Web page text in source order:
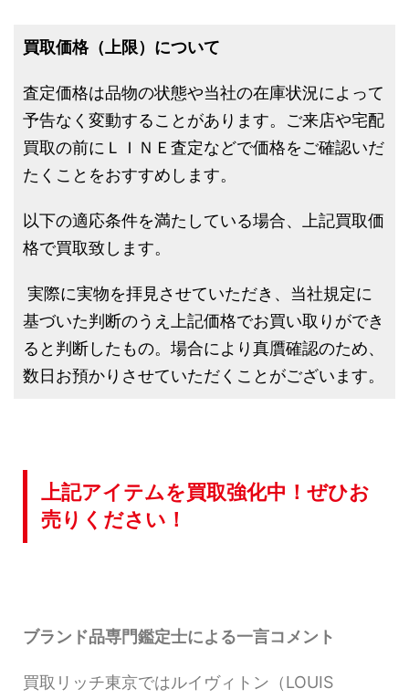
買取価格（上限）について
査定価格は品物の状態や当社の在庫状況によって
予告なく変動することがあります。ご来店や宅配
買取の前にＬＩＮＥ査定などで価格をご確認いだ
たくことをおすすめします。
以下の適応条件を満たしている場合、上記買取価
格で買取致します。
実際に実物を拝見させていただき、当社規定に
基づいた判断のうえ上記価格でお買い取りができ
ると判断したもの。場合により真贋確認のため、
数日お預かりさせていただくことがございます。
上記アイテムを買取強化中！ぜひお
売りください！
ブランド品専門鑑定士による一言コメント
買取リッチ東京ではルイヴィトン（LOUIS